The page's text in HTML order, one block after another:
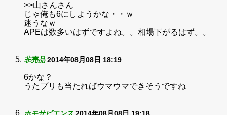
>>山さんさん
じゃ俺も6にしようかな・・ｗ
迷うなｗ
APEは数多いはずですよね。。相場下がるはず。。
非売品 2014年08月08日 18:19
6かな？
うたプリも当たればウマウマできそうですね